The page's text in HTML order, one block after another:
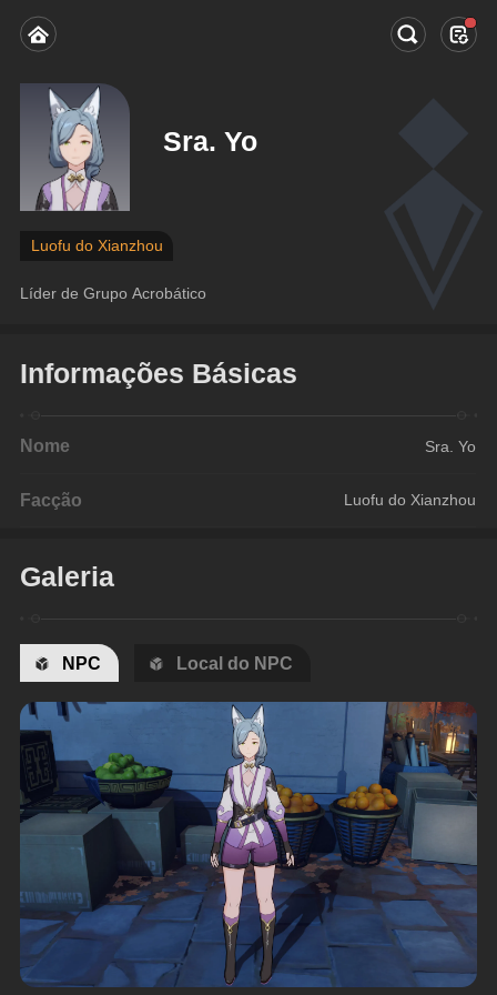
Sra. Yo
Luofu do Xianzhou
Líder de Grupo Acrobático
Informações Básicas
Nome Sra. Yo
Facção Luofu do Xianzhou
Galeria
NPC Local do NPC